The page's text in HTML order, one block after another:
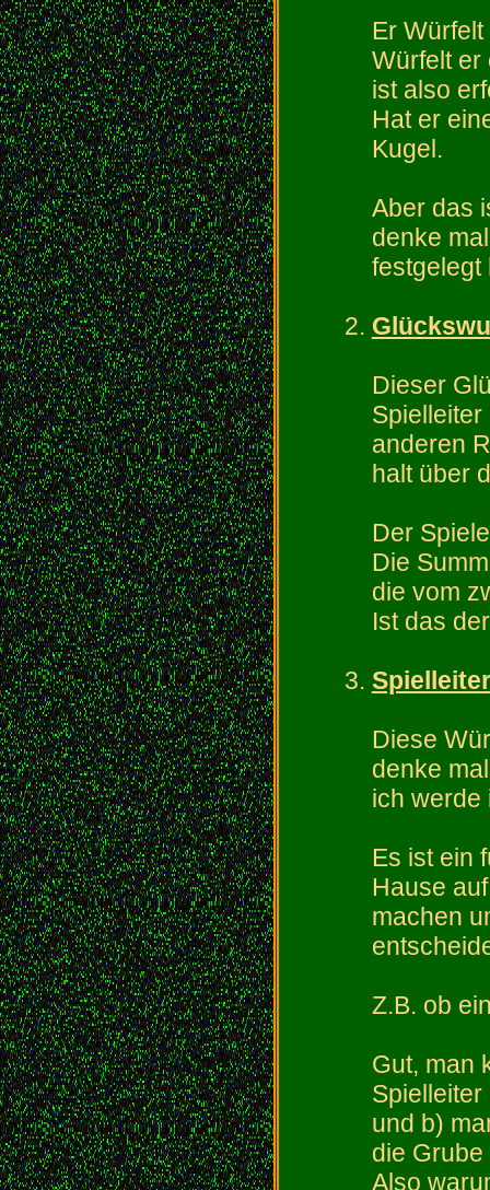
Er
Würfelt er
ist also
Hat er
Kugel.
Aber das
denke
festgelegt
Dieser
anderen
halt über
Der
Die
die vom
Ist das
Diese
denke
ich werde
Es ist ein
Hause
machen
Z.B. ob
Gut, man
und b)
die
Also